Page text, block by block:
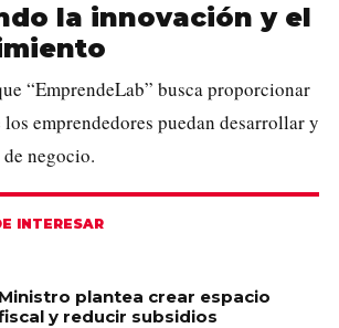
la innovación y el
“EmprendeLab” busca proporcionar
emprendedores puedan desarrollar y
negocio.
INTERESAR
Ministro plantea crear espacio
y reducir subsidios